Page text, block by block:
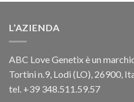
L’AZIENDA
ABC Love Genetix è un
Tortini n.9, Lodi (LO), 26900,
tel. +39 348.511.59.57